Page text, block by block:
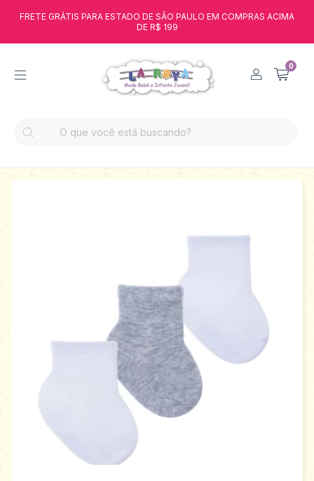
FRETE GRÁTIS PARA ESTADO DE SÃO PAULO EM COMPRAS ACIMA
DE R$ 199
0